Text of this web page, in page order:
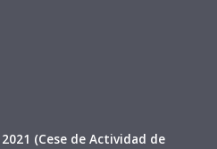
2021 (Cese de Actividad de